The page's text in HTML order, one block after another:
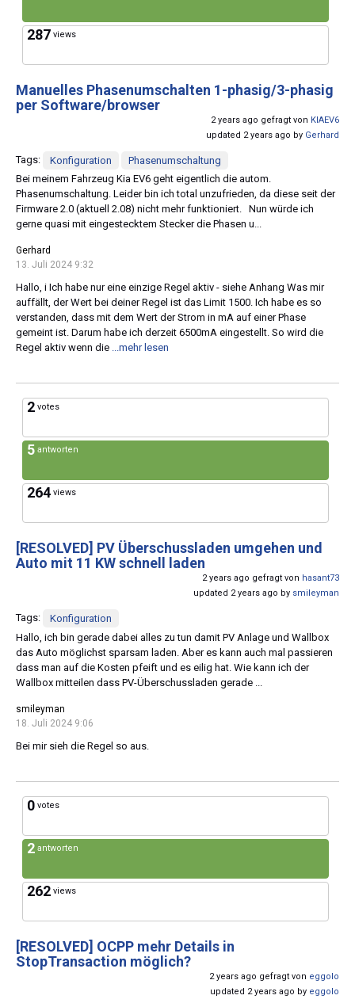
287 views
Manuelles Phasenumschalten 1-phasig/3-phasig
per Software/browser
2 years ago gefragt von KIAEV6
updated 2 years ago by Gerhard
Tags: Konfiguration
Phasenumschaltung
Bei meinem Fahrzeug Kia EV6 geht eigentlich die autom.
Phasenumschaltung. Leider bin ich total unzufrieden, da diese seit der
Firmware 2.0 (aktuell 2.08) nicht mehr funktioniert. Nun würde ich
gerne quasi mit eingestecktem Stecker die Phasen u...
Gerhard
13. Juli 2024 9:32
Hallo, i Ich habe nur eine einzige Regel aktiv - siehe Anhang Was mir
auffällt, der Wert bei deiner Regel ist das Limit 1500. Ich habe es so
verstanden, dass mit dem Wert der Strom in mA auf einer Phase
gemeint ist. Darum habe ich derzeit 6500mA eingestellt. So wird die
Regel aktiv wenn die ...mehr lesen
2 votes
5 antworten
264 views
[RESOLVED] PV Überschussladen umgehen und
Auto mit 11 KW schnell laden
2 years ago gefragt von hasant73
updated 2 years ago by smileyman
Tags:
Konfiguration
Hallo, ich bin gerade dabei alles zu tun damit PV Anlage und Wallbox
das Auto möglichst sparsam laden. Aber es kann auch mal passieren
dass man auf die Kosten pfeift und es eilig hat. Wie kann ich der
Wallbox mitteilen dass PV-Überschussladen gerade ...
smileyman
18. Juli 2024 9:06
Bei mir sieh die Regel so aus.
0 votes
2 antworten
262 views
[RESOLVED] OCPP mehr Details in
StopTransaction möglich?
2 years ago gefragt von eggolo
updated 2 years ago by eggolo